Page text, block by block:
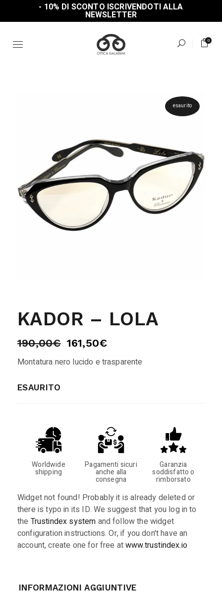
the
- 10% DI SCONTO ISCRIVENDOTI ALLA
NEWSLETTER
0
esaurito
KADOR – LOLA
190,00€ 161,50€
Montatura nero lucido e trasparente
ESAURITO
Worldwide
shipping
Pagamenti sicuri
anche alla
consegna
Garanzia
soddisfatto o
rimborsato
Widget not found! Probably it is already deleted or
there is typo in its ID. We suggest that you log in to
the Trustindex system and follow the widget
configuration instructions. Or, if you don't have an
account, create one for free atwww.trustindex.io
INFORMAZIONI AGGIUNTIVE